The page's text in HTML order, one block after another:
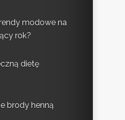
modowe na
rok?
dietę
brody henną